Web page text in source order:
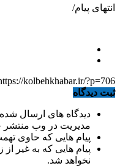
انتهای پیام/
kolbehkhabar.ir/?p=706
ثبت دیدگاه
دیدگاه های ارسال
مدیریت در وب منتشر
پیام هایی که حاوی
پیام هایی که به غیر
نخواهد شد.